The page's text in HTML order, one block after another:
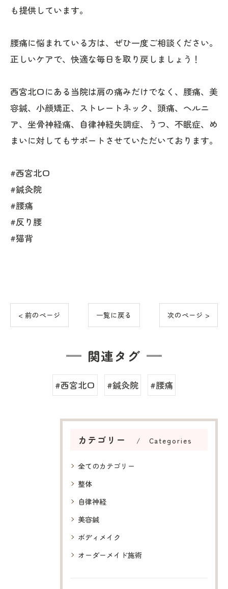
も提供しています。
腰痛に悩まれている方は、ぜひ一度ご相談ください。
正しいケアで、快適な毎日を取り戻しましょう！
西宮北口にある当院は肩の痛みだけでなく、腰痛、美
容鍼、小顔矯正、ストレートネック、頭痛、ヘルニ
ア、坐骨神経痛、自律神経失調症、うつ、不眠症、め
まいに対してもサポートさせていただいております。
#西宮北口
#鍼灸院
#腰痛
#反り腰
#猫背
< 前のページ 一覧に戻る 次のページ >
関連タグ
#西宮北口 #鍼灸院 #腰痛
カテゴリー Categories
全てのカテゴリー
整体
自律神経
美容鍼
ボディメイク
オーダーメイド施術